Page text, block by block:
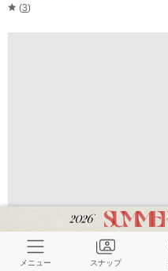
(3)
NOBLE
《追加》【洗える】ドレープバルーン
メニュー スナップ